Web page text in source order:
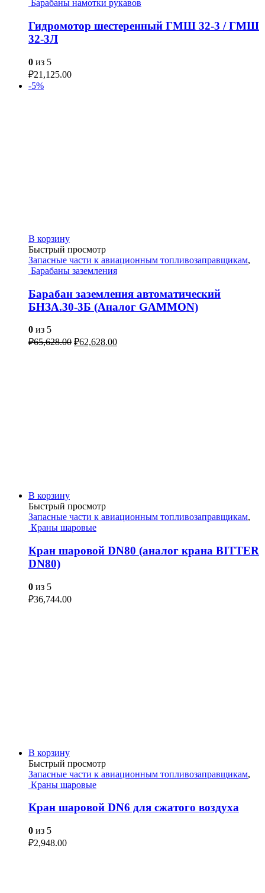
Барабаны намотки рукавов
Гидромотор шестеренный ГМШ 32-3 / ГМШ
32-3Л
0 из 5
₽21,125.00
-5%
В корзину
Быстрый просмотр
Запасные части к авиационным топливозаправщикам,
Барабаны заземления
Барабан заземления автоматический
БНЗА.30-3Б (Аналог GAMMON)
0 из 5
₽65,628.00 ₽62,628.00
В корзину
Быстрый просмотр
Запасные части к авиационным топливозаправщикам,
Краны шаровые
Кран шаровой DN80 (аналог крана BITTER
DN80)
0 из 5
₽36,744.00
В корзину
Быстрый просмотр
Запасные части к авиационным топливозаправщикам,
Краны шаровые
Кран шаровой DN6 для сжатого воздуха
0 из 5
₽2,948.00